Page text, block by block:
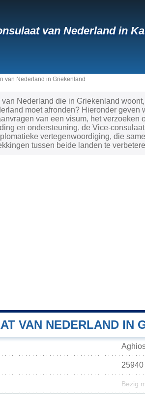
van Nederland in
van Nederland in Griekenland
van Nederland die in Griekenland
moet afronden? Hieronder
van een visum, het
en ondersteuning, de Vice-
vertegenwoordiging, die
tussen beide landen te
VAN NEDERLAND IN
Bezig